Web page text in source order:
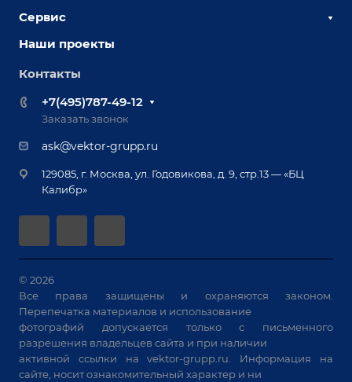
Выставки и мероприятия
Вопрос ответ
Реквизиты
Документы
Сборочно-сварочные столы
Оснастка для сварочных столов
Оборудование для приварки крепежа
Приварной крепеж
Специализированные решения для сварки
Позиционеры и вращатели
Машины контактной сварки
Универсальные зажимы
Системы аспирации
Станки лазерной резки
Решения для учебных заведений
Сервис
Сервисное обслуживание
Обучение
Лизинг
Гарантия
автоматизации
Наши проекты
Контакты
+7(495)787-49-12
Заказать звонок
ask@vektor-grupp.ru
129085, г. Москва, ул. Годовикова, д. 9, стр.13 — «БЦ
Калибр»
© 2026
Все права защищены и охраняются законом.
Перепечатка материалов и использование
фотографий допускается только с письменного
разрешения владельцев сайта и при наличии
активной ссылки наvektor-grupp.ru . Информация на
сайте, носит ознакомительный характер и ни